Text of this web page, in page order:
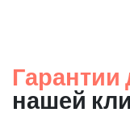
Гарантии
нашей